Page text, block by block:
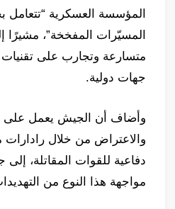
المؤسسة العسكرية “تتعامل
المسيّرات المفخخة”، مشيرًا
متسارعة وتجارب على تقنيات
جهات دولية.
وأضاف أن الجيش يعمل على
والاعتراض من خلال
دفاعية للقوات المقاتلة، إلى
مواجهة هذا النوع من